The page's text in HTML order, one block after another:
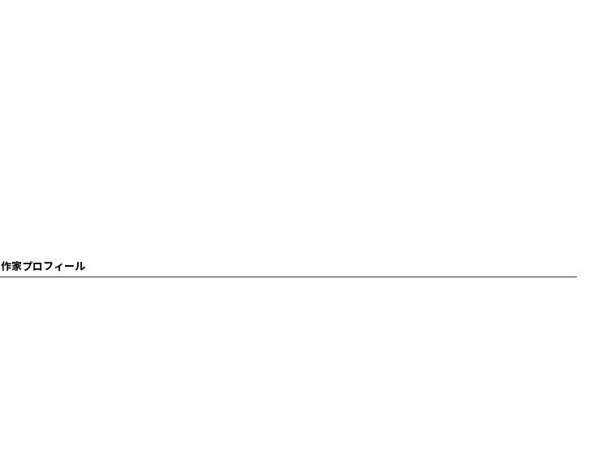
作家プロフィール